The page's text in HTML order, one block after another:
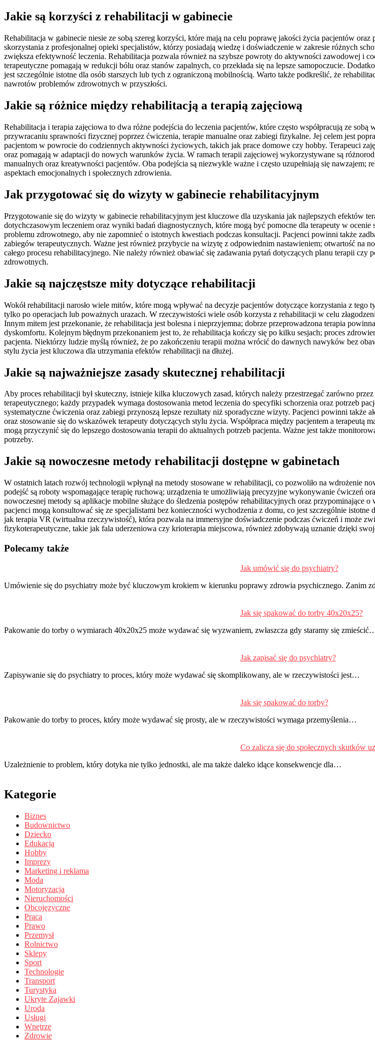
Jakie są korzyści z rehabilitacji w gabinecie
Rehabilitacja w gabinecie niesie ze sobą szereg korzyści, które mają na celu poprawę jakości życia pacjentów
skorzystania z profesjonalnej opieki specjalistów, którzy posiadają wiedzę i doświadczenie w zakresie różnych
zwiększa efektywność leczenia. Rehabilitacja pozwala również na szybsze powroty do aktywności zawodowej i
terapeutyczne pomagają w redukcji bólu oraz stanów zapalnych, co przekłada się na lepsze samopoczucie.
jest szczególnie istotne dla osób starszych lub tych z ograniczoną mobilnością. Warto także podkreślić, że
nawrotów problemów zdrowotnych w przyszłości.
Jakie są różnice między rehabilitacją a terapią zajęciową
Rehabilitacja i terapia zajęciowa to dwa różne podejścia do leczenia pacjentów, które często współpracują ze
przywracaniu sprawności fizycznej poprzez ćwiczenia, terapie manualne oraz zabiegi fizykalne. Jej celem jest
pacjentom w powrocie do codziennych aktywności życiowych, takich jak prace domowe czy hobby. Terapeuci
oraz pomagają w adaptacji do nowych warunków życia. W ramach terapii zajęciowej wykorzystywane są
manualnych oraz kreatywności pacjentów. Oba podejścia są niezwykle ważne i często uzupełniają się
aspektach emocjonalnych i społecznych zdrowienia.
Jak przygotować się do wizyty w gabinecie rehabilitacyjnym
Przygotowanie się do wizyty w gabinecie rehabilitacyjnym jest kluczowe dla uzyskania jak najlepszych efektów
dotychczasowym leczeniem oraz wyniki badań diagnostycznych, które mogą być pomocne dla terapeuty w
problemu zdrowotnego, aby nie zapomnieć o istotnych kwestiach podczas konsultacji. Pacjenci powinni także
zabiegów terapeutycznych. Ważne jest również przybycie na wizytę z odpowiednim nastawieniem; otwartość na
całego procesu rehabilitacyjnego. Nie należy również obawiać się zadawania pytań dotyczących planu terapii
zdrowotnych.
Jakie są najczęstsze mity dotyczące rehabilitacji
Wokół rehabilitacji narosło wiele mitów, które mogą wpływać na decyzje pacjentów dotyczące korzystania z
tylko po operacjach lub poważnych urazach. W rzeczywistości wiele osób korzysta z rehabilitacji w celu
Innym mitem jest przekonanie, że rehabilitacja jest bolesna i nieprzyjemna; dobrze przeprowadzona terapia
dyskomfortu. Kolejnym błędnym przekonaniem jest to, że rehabilitacja kończy się po kilku sesjach; proces
pacjenta. Niektórzy ludzie myślą również, że po zakończeniu terapii można wrócić do dawnych nawyków bez
stylu życia jest kluczowa dla utrzymania efektów rehabilitacji na dłużej.
Jakie są najważniejsze zasady skutecznej rehabilitacji
Aby proces rehabilitacji był skuteczny, istnieje kilka kluczowych zasad, których należy przestrzegać zarówno
terapeutycznego; każdy przypadek wymaga dostosowania metod leczenia do specyfiki schorzenia oraz potrzeb
systematyczne ćwiczenia oraz zabiegi przynoszą lepsze rezultaty niż sporadyczne wizyty. Pacjenci powinni
oraz stosowanie się do wskazówek terapeuty dotyczących stylu życia. Współpraca między pacjentem a terapeutą
mogą przyczynić się do lepszego dostosowania terapii do aktualnych potrzeb pacjenta. Ważne jest także
potrzeby.
Jakie są nowoczesne metody rehabilitacji dostępne w gabinetach
W ostatnich latach rozwój technologii wpłynął na metody stosowane w rehabilitacji, co pozwoliło na wdrożenie
podejść są roboty wspomagające terapię ruchową; urządzenia te umożliwiają precyzyjne wykonywanie ćwiczeń
nowoczesnej metody są aplikacje mobilne służące do śledzenia postępów rehabilitacyjnych oraz
pacjenci mogą konsultować się ze specjalistami bez konieczności wychodzenia z domu, co jest szczególnie
jak terapia VR (wirtualna rzeczywistość), która pozwala na immersyjne doświadczenie podczas ćwiczeń i może
fizykoterapeutyczne, takie jak fala uderzeniowa czy krioterapia miejscowa, również zdobywają uznanie dzięki
Polecamy także
Jak umówić się do psychiatry?
Umówienie się do psychiatry może być kluczowym krokiem w kierunku poprawy zdrowia psychicznego. Zanim
Jak się spakować do torby 40x20x25?
Pakowanie do torby o wymiarach 40x20x25 może wydawać się wyzwaniem, zwłaszcza gdy staramy się
Jak zapisać się do psychiatry?
Zapisywanie się do psychiatry to proces, który może wydawać się skomplikowany, ale w rzeczywistości jest…
Jak się spakować do torby?
Pakowanie do torby to proces, który może wydawać się prosty, ale w rzeczywistości wymaga przemyślenia…
Co zalicza się do społecznych skutków
Uzależnienie to problem, który dotyka nie tylko jednostki, ale ma także daleko idące konsekwencje dla…
Kategorie
Biznes
Budownictwo
Dziecko
Edukacja
Hobby
Imprezy
Marketing i reklama
Moda
Motoryzacja
Nieruchomości
Obcojęzyczne
Praca
Prawo
Przemysł
Rolnictwo
Sklepy
Sport
Technologie
Transport
Turystyka
Ukryte Zajawki
Uroda
Usługi
Wnętrze
Zdrowie